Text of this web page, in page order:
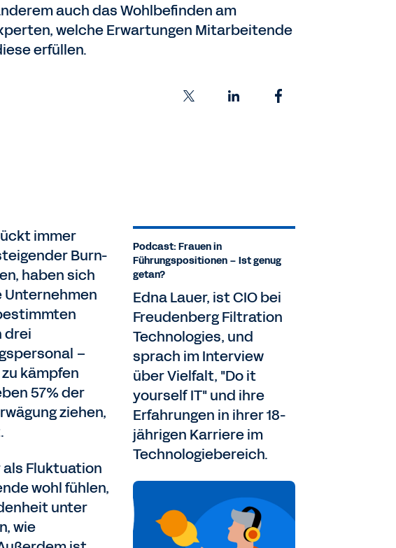
auch das Wohlbefinden am
welche Erwartungen Mitarbeitende
erfüllen.
immer
Burn-
haben sich
drei
–
kämpfen
57% der
ziehen,
Fluktuation
wohl fühlen,
unter
wie
Podcast: Frauen in
Führungspositionen – Ist genug
getan?
Edna Lauer, ist CIO bei
Freudenberg Filtration
Technologies, und
sprach im Interview
über Vielfalt, "Do it
yourself IT" und ihre
Erfahrungen in ihrer 18-
jährigen Karriere im
Technologiebereich.